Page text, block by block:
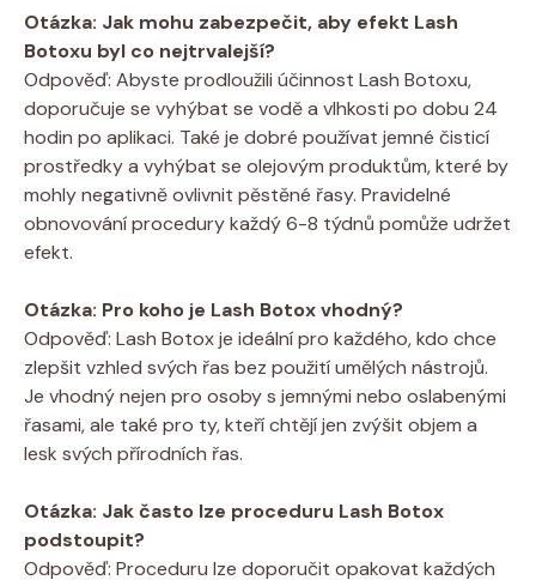
Otázka: Jak mohu zabezpečit, aby efekt Lash
Botoxu byl co nejtrvalejší?
Odpověď: Abyste prodloužili účinnost Lash Botoxu,
doporučuje se vyhýbat se vodě a vlhkosti po dobu 24
hodin po aplikaci. Také je dobré používat jemné čisticí
prostředky a vyhýbat se olejovým produktům, které by
mohly negativně ovlivnit pěstěné řasy. Pravidelné
obnovování procedury každý 6-8 týdnů pomůže udržet
efekt.
Otázka: Pro koho je Lash Botox vhodný?
Odpověď: Lash Botox je ideální pro každého, kdo chce
zlepšit vzhled svých řas bez použití umělých nástrojů.
Je vhodný nejen pro osoby s jemnými nebo oslabenými
řasami, ale také pro ty, kteří chtějí jen zvýšit objem a
lesk svých přírodních řas.
Otázka: Jak často lze proceduru Lash Botox
podstoupit?
Odpověď: Proceduru lze doporučit opakovat každých